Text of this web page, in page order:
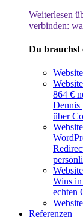
Weiterlesen
verbinden:
Du brauchst
864 €
Dennis
über
Wins
echten
Referenzen